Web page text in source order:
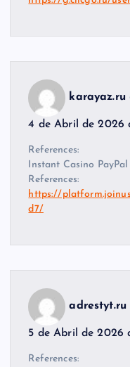
karayaz.ru
4 de Abril de 2026
References:
Instant Casino
References:
https://
d7/
adrestyt.ru
5 de Abril de 2026
References: